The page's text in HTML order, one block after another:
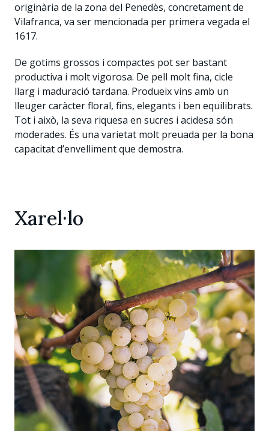
originària de la zona del Penedès, concretament de
Vilafranca, va ser mencionada per primera vegada el
1617.
De gotims grossos i compactes pot ser bastant
productiva i molt vigorosa. De pell molt fina, cicle
llarg i maduració tardana. Produeix vins amb un
lleuger caràcter floral, fins, elegants i ben equilibrats.
Tot i això, la seva riquesa en sucres i acidesa són
moderades. És una varietat molt preuada per la bona
capacitat d’envelliment que demostra.
Xarel·lo